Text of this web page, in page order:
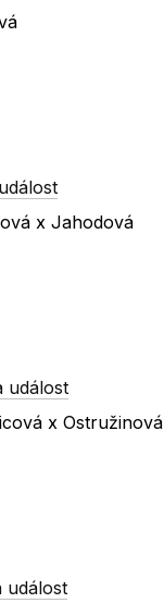
x Jahodová
událost
x Ostružinová
událost